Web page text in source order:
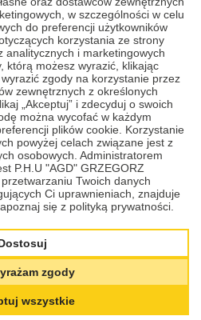
skontaktujemy się z Tobą w
terminu wizyty w naszym
przy placu Kazimierza
Warmińsko - Mazurskie).
do piątku w godzinach od
dorobienie klucza do auta trwa
2 do 3 godzin. Na kopię klucza do
Sportage, Sorento, Optima,
2010 - 2020 wykonaną w naszym
gwarancji.
serwisie nie tylko dorobisz
z usługi naprawy elektroniki
klucza, gdy Twoja jest
do Twojego modelu auta,
w szczególności w celu
do preferencji użytkowników
korzystania ze strony
analitycznych i marketingowych
którą możesz wyrazić, klikając
wyrazić zgody na korzystanie przez
zewnętrznych z określonych
„Akceptuj” i zdecyduj o swoich
można wycofać w każdym
plików cookie. Korzystanie
powyżej celach związane jest z
osobowych. Administratorem
P.H.U "AGD" GRZEGORZ
Twoich danych
Ci uprawnieniach, znajduje
się z polityką prywatności.
zgody
wszystkie